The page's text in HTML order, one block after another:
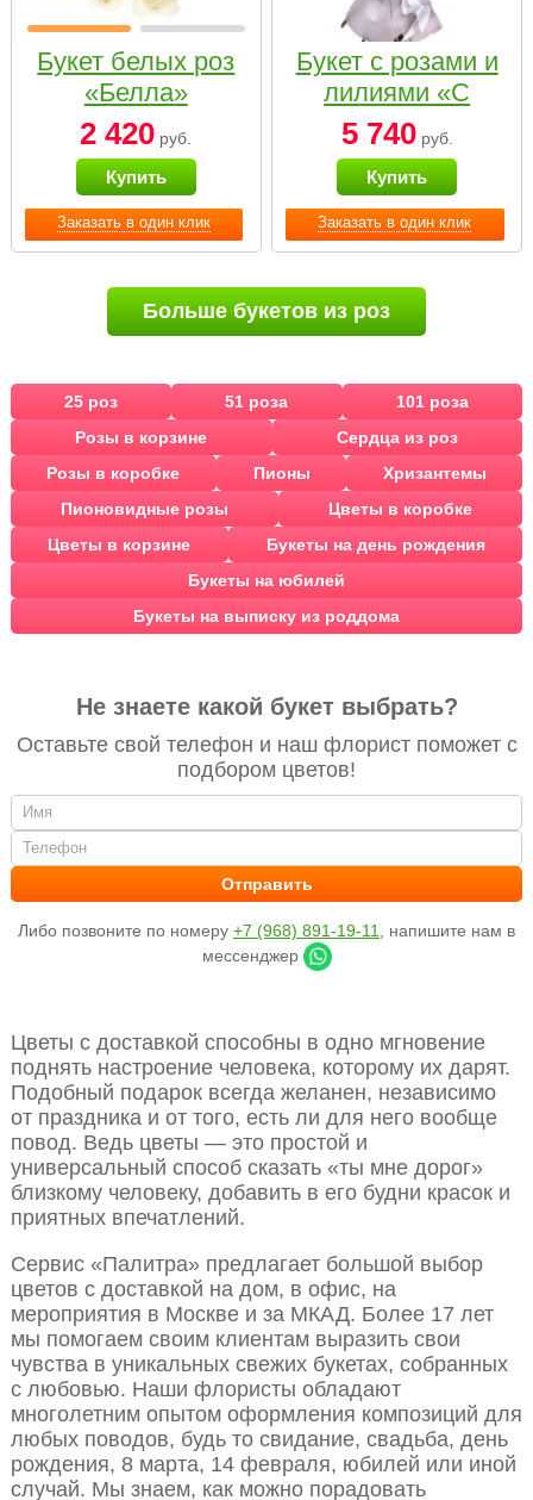
Заказать в один клик
Букет белых роз
«Белла»
2 420 руб.
Купить
Заказать в один клик
Букет с розами и
лилиями «С
наилучшими
пожеланиями»
5 740руб.
Купить
Больше букетов из роз
25 роз 51 роза
101 роза
Розы в корзине
Сердца из роз
Розы в коробке
Пионы
Хризантемы
Пионовидные розы
Цветы в коробке
Цветы в корзине
Букеты на день рождения
Букеты на юбилей
Букеты на выписку из роддома
Не знаете какой букет выбрать?
Оставьте свой телефон и наш флорист поможет с
подбором цветов!
Либо позвоните по номеру +7 (968) 891-19-11
, напишите нам в
мессенджер
Цветы с доставкой способны в одно мгновение
поднять настроение человека, которому их дарят.
Подобный подарок всегда желанен, независимо
от праздника и от того, есть ли для него вообще
повод. Ведь цветы — это простой и
универсальный способ сказать «ты мне дорог»
близкому человеку, добавить в его будни красок и
приятных впечатлений.
Сервис «Палитра» предлагает большой выбор
цветов с доставкой на дом, в офис, на
мероприятия в Москве и за МКАД. Более 17 лет
мы помогаем своим клиентам выразить свои
чувства в уникальных свежих букетах, собранных
с любовью. Наши флористы обладают
многолетним опытом оформления композиций для
любых поводов, будь то свидание, свадьба, день
рождения, 8 марта, 14 февраля, юбилей или иной
случай. Мы знаем, как можно порадовать